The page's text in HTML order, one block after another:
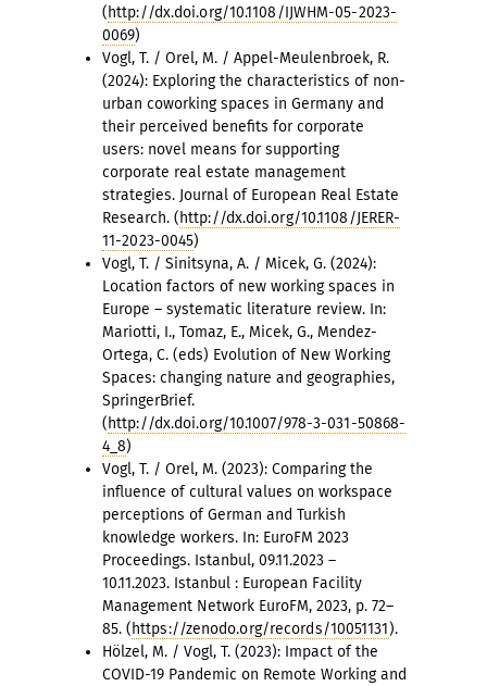
(http://dx.doi.org/10.1108/IJWHM-05-2023-
0069)
Vogl, T. / Orel, M. / Appel-Meulenbroek, R.
(2024): Exploring the characteristics of non-
urban coworking spaces in Germany and
their perceived benefits for corporate
users: novel means for supporting
corporate real estate management
strategies. Journal of European Real Estate
Research. (http://dx.doi.org/10.1108/JERER-
11-2023-0045)
Vogl, T. / Sinitsyna, A. / Micek, G. (2024):
Location factors of new working spaces in
Europe – systematic literature review. In:
Mariotti, I., Tomaz, E., Micek, G., Mendez-
Ortega, C. (eds) Evolution of New Working
Spaces: changing nature and geographies,
SpringerBrief.
(http://dx.doi.org/10.1007/978-3-031-50868-
4_8)
Vogl, T. / Orel, M. (2023): Comparing the
influence of cultural values on workspace
perceptions of German and Turkish
knowledge workers. In: EuroFM 2023
Proceedings. Istanbul, 09.11.2023 –
10.11.2023. Istanbul : European Facility
Management Network EuroFM, 2023, p. 72–
85. (https://zenodo.org/records/10051131).
Hölzel, M. / Vogl, T. (2023): Impact of the
COVID-19 Pandemic on Remote Working and